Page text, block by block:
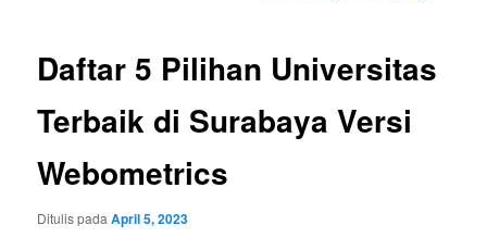
Daftar 5 Pilihan Universitas
Terbaik di Surabaya Versi
Webometrics
Ditulis padaApril 5, 2023